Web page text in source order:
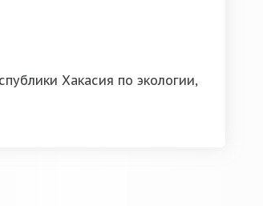
Хакасия по экологии,